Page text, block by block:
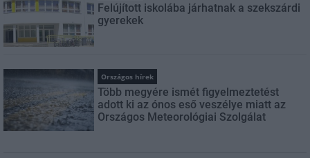
Felújított iskolába járhatnak a szekszárdi
gyerekek
Országos hírek
Több megyére ismét figyelmeztetést
adott ki az ónos eső veszélye miatt az
Országos Meteorológiai Szolgálat